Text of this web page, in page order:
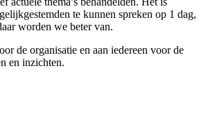
te kunnen spreken op 1 dag,
worden we beter van.
de organisatie en aan iedereen voor de
en inzichten.